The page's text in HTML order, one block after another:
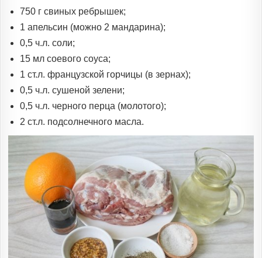
750 г свиных ребрышек;
1 апельсин (можно 2 мандарина);
0,5 ч.л. соли;
15 мл соевого соуса;
1 ст.л. французской горчицы (в зернах);
0,5 ч.л. сушеной зелени;
0,5 ч.л. черного перца (молотого);
2 ст.л. подсолнечного масла.